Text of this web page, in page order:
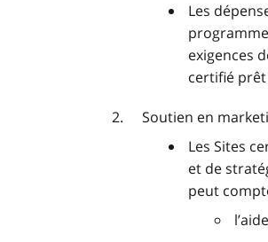
Les
exigences
certifié prêt
Soutien en
Les Sites
et de
peut